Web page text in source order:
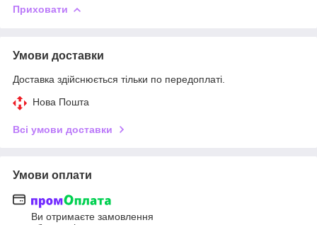
Приховати
Умови доставки
Доставка здійснюється тільки по передоплаті.
Нова Пошта
Всі умови доставки
Умови оплати
Ви отримаєте замовлення